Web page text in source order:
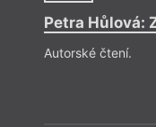
Petra Hůlová:
Autorské čtení.